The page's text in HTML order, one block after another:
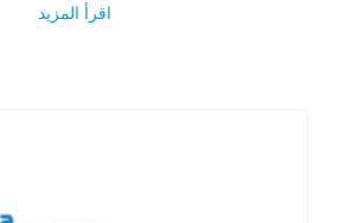
اقرأ المزيد